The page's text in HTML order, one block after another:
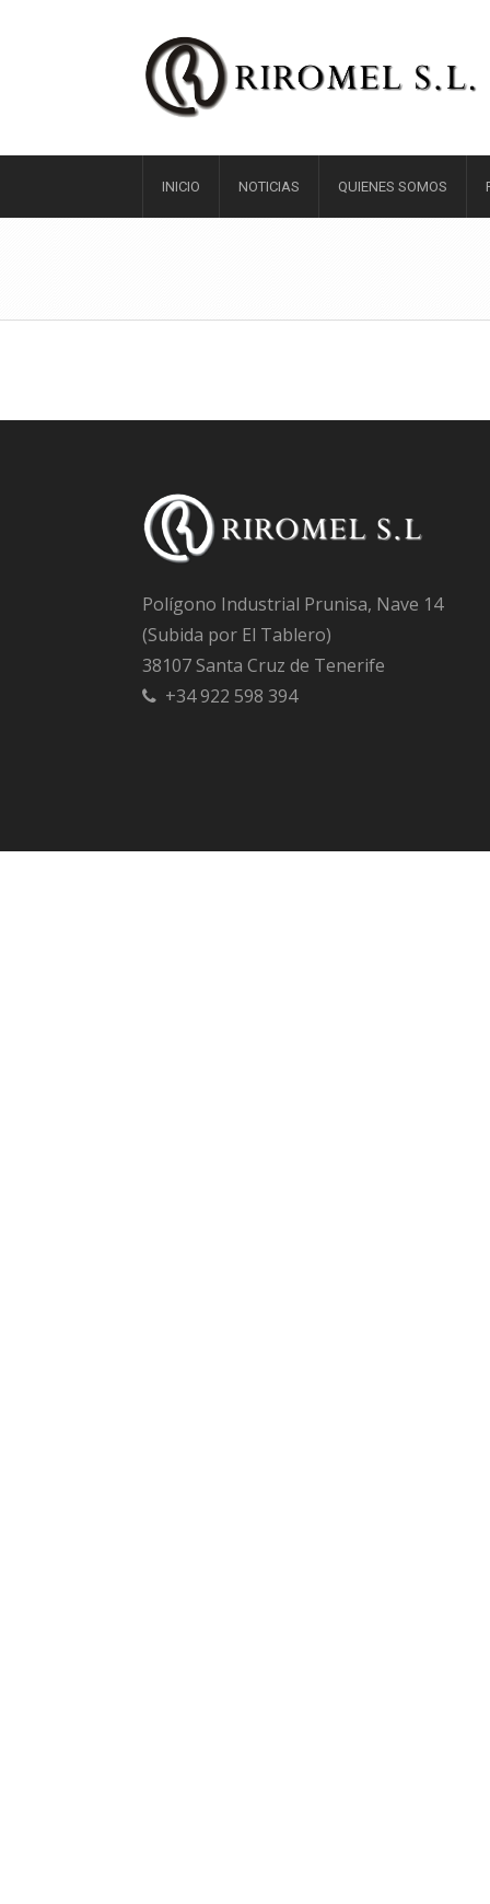
INICIO NOTICIAS QUIENES SOMOS
Polígono Industrial Prunisa, Nave 14
(Subida por El Tablero)
38107 Santa Cruz de Tenerife
+34 922 598 394